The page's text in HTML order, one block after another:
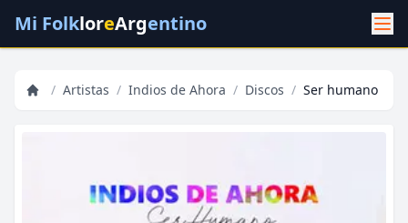
Mi FolkloreArgentino
/ Artistas / Indios de Ahora / Discos / Ser humano